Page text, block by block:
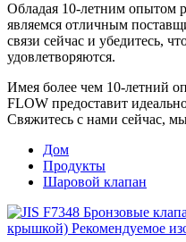
Обладая 10-летним опытом
являемся отличным
связи сейчас и убедитесь,
удовлетворяются.
Имея более чем 10-летний
FLOW предоставит
Свяжитесь с нами сейчас,
Дом
Продукты
Шаровой клапан